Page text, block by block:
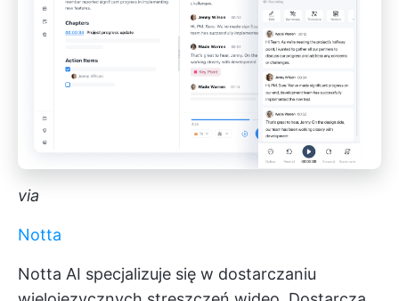
via
Notta
Notta AI specjalizuje się w dostarczaniu